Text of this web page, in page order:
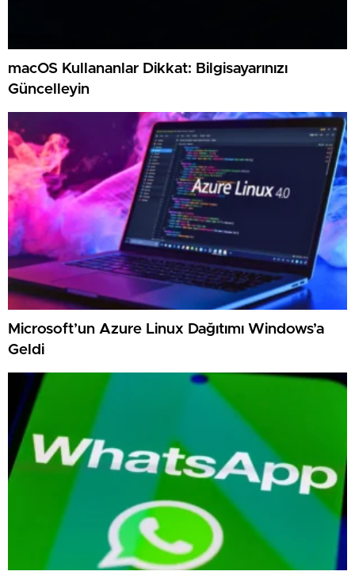
macOS Kullananlar Dikkat: Bilgisayarınızı
Güncelleyin
Microsoft’un Azure Linux Dağıtımı Windows’a
Geldi